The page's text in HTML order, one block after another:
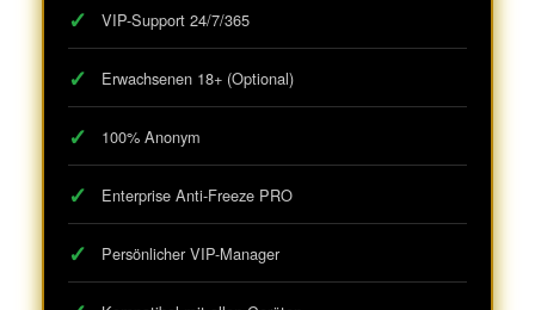
VIP-Support 24/7/365
Erwachsenen 18+ (Optional)
100% Anonym
Enterprise Anti-Freeze PRO
Persönlicher VIP-Manager